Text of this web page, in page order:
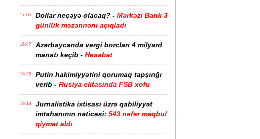
17:05 Dollar neçəyə olacaq? - Mərkəzi Bank 3
günlük məzənnəni açıqladı
16:47
Azərbaycanda vergi borcları 4 milyard
manatı keçib - Hesabat
16:29
Putin hakimiyyətini qorumaq tapşırığı
verib - Rusiya elitasında FSB xofu
16:14
Jurnalistika ixtisası üzrə qabiliyyət
imtahanının nəticəsi: 543 nəfər məqbul
qiymət aldı